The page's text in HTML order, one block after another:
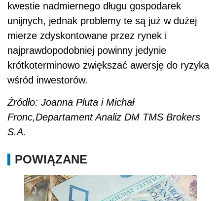
kwestie nadmiernego długu gospodarek
unijnych, jednak problemy te są już w dużej
mierze zdyskontowane przez rynek i
najprawdopodobniej powinny jedynie
krótkoterminowo zwiększać awersję do ryzyka
wśród inwestorów.
Źródło: Joanna Pluta i Michał
Fronc,Departament Analiz DM TMS Brokers
S.A.
POWIĄZANE